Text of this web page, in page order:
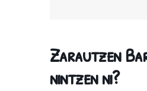
Zarautzen
nintzen ni?